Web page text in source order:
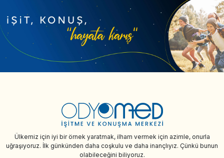
Ülkemiz için iyi bir örnek yaratmak, ilham vermek için azimle, onurla
uğraşıyoruz. İlk günkünden daha coşkulu ve daha inançlıyız. Çünkü bunun
olabileceğini biliyoruz.